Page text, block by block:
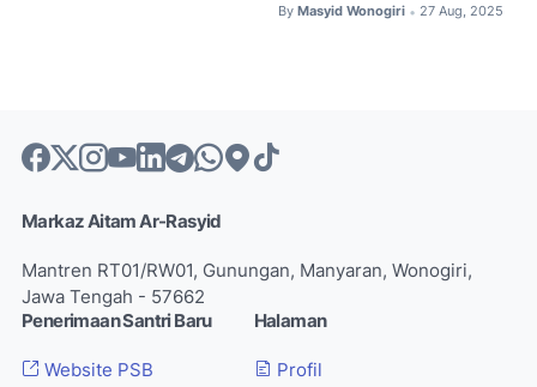
By Masyid Wonogiri • 27 Aug, 2025
Markaz Aitam Ar-Rasyid
Mantren RT01/RW01, Gunungan, Manyaran, Wonogiri,
Jawa Tengah - 57662
Penerimaan Santri Baru
Website PSB
Halaman
Profil